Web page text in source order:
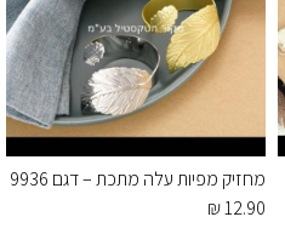
מחזיק מפיות עלה מתכת – דגם 9936
12.90 ₪